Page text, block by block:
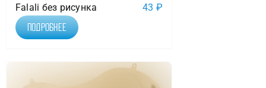
Falali без рисунка 43 ₽
Подробнее